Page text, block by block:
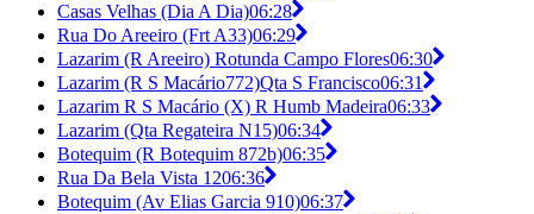
Casas Velhas (Dia A Dia)06:28
Rua Do Areeiro (Frt A33)06:29
Lazarim (R Areeiro) Rotunda Campo Flores06:30
Lazarim (R S Macário772)Qta S Francisco06:31
Lazarim R S Macário (X) R Humb Madeira06:33
Lazarim (Qta Regateira N15)06:34
Botequim (R Botequim 872b)06:35
Rua Da Bela Vista 1206:36
Botequim (Av Elias Garcia 910)06:37